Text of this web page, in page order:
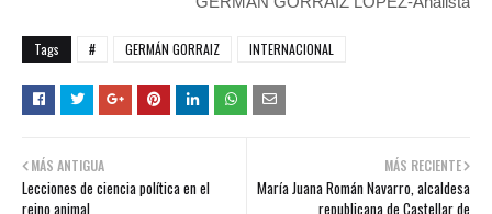
Tags # GERMÁN GORRAIZ INTERNACIONAL
MÁS RECIENTE
María Juana Román Navarro, alcaldesa
republicana de Castellar de
MÁS ANTIGUA
Lecciones de ciencia política en el
reino animal